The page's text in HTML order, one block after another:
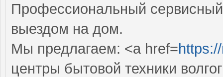
Профессиональный
выездом на дом.
Мы предлагаем: <a href=
центры бытовой техники